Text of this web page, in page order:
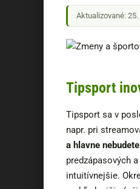
Aktualizované:
Tipsport
Tipsport sa v
napr. pri
a hlavne
predzápasových
intuitívnejšie.